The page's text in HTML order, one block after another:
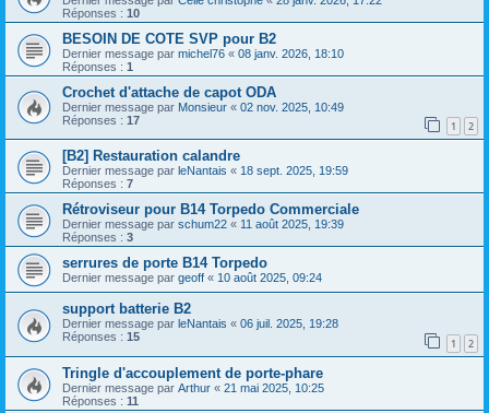
Réponses : 10
BESOIN DE COTE SVP pour B2
Dernier message par michel76 « 08 janv. 2026, 18:10
Réponses : 1
Crochet d'attache de capot ODA
Dernier message par Monsieur « 02 nov. 2025, 10:49
Réponses : 17 1 2
[B2] Restauration calandre
Dernier message par leNantais « 18 sept. 2025, 19:59
Réponses : 7
Rétroviseur pour B14 Torpedo Commerciale
Dernier message par schum22 « 11 août 2025, 19:39
Réponses : 3
serrures de porte B14 Torpedo
Dernier message par geoff « 10 août 2025, 09:24
support batterie B2
Dernier message par leNantais « 06 juil. 2025, 19:28
Réponses : 15 1 2
Tringle d'accouplement de porte-phare
Dernier message par Arthur « 21 mai 2025, 10:25
Réponses : 11